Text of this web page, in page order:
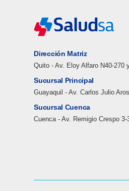
Dirección Matriz
Quito - Av. Eloy Alfaro N40-270
Sucursal Principal
Guayaquil - Av. Carlos Julio
Sucursal Cuenca
Cuenca - Av. Remigio Crespo